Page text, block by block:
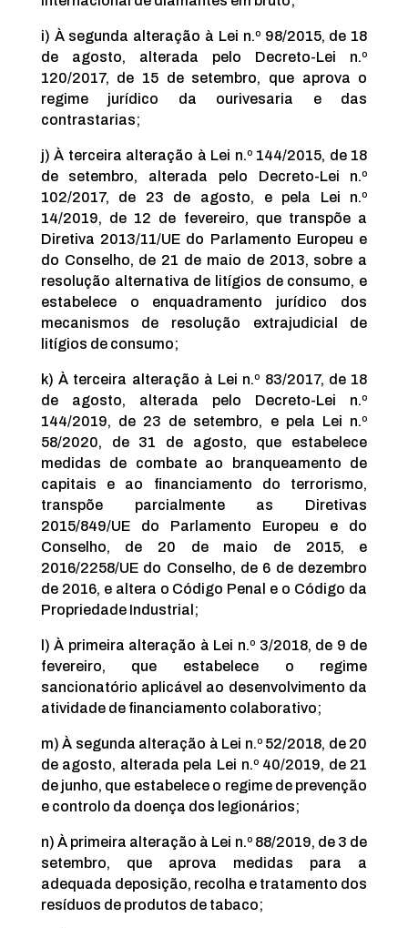
i) À segunda alteração à Lei n.º 98/2015, de 18
de agosto, alterada pelo Decreto-Lei n.º
120/2017, de 15 de setembro, que aprova o
regime jurídico da ourivesaria e das
contrastarias;
j) À terceira alteração à Lei n.º 144/2015, de 18
de setembro, alterada pelo Decreto-Lei n.º
102/2017, de 23 de agosto, e pela Lei n.º
14/2019, de 12 de fevereiro, que transpõe a
Diretiva 2013/11/UE do Parlamento Europeu e
do Conselho, de 21 de maio de 2013, sobre a
resolução alternativa de litígios de consumo, e
estabelece o enquadramento jurídico dos
mecanismos de resolução extrajudicial de
litígios de consumo;
k) À terceira alteração à Lei n.º 83/2017, de 18
de agosto, alterada pelo Decreto-Lei n.º
144/2019, de 23 de setembro, e pela Lei n.º
58/2020, de 31 de agosto, que estabelece
medidas de combate ao branqueamento de
capitais e ao financiamento do terrorismo,
transpõe parcialmente as Diretivas
2015/849/UE do Parlamento Europeu e do
Conselho, de 20 de maio de 2015, e
2016/2258/UE do Conselho, de 6 de dezembro
de 2016, e altera o Código Penal e o Código da
Propriedade Industrial;
l) À primeira alteração à Lei n.º 3/2018, de 9 de
fevereiro, que estabelece o regime
sancionatório aplicável ao desenvolvimento da
atividade de financiamento colaborativo;
m) À segunda alteração à Lei n.º 52/2018, de 20
de agosto, alterada pela Lei n.º 40/2019, de 21
de junho, que estabelece o regime de prevenção
e controlo da doença dos legionários;
n) À primeira alteração à Lei n.º 88/2019, de 3 de
setembro, que aprova medidas para a
adequada deposição, recolha e tratamento dos
resíduos de produtos de tabaco;